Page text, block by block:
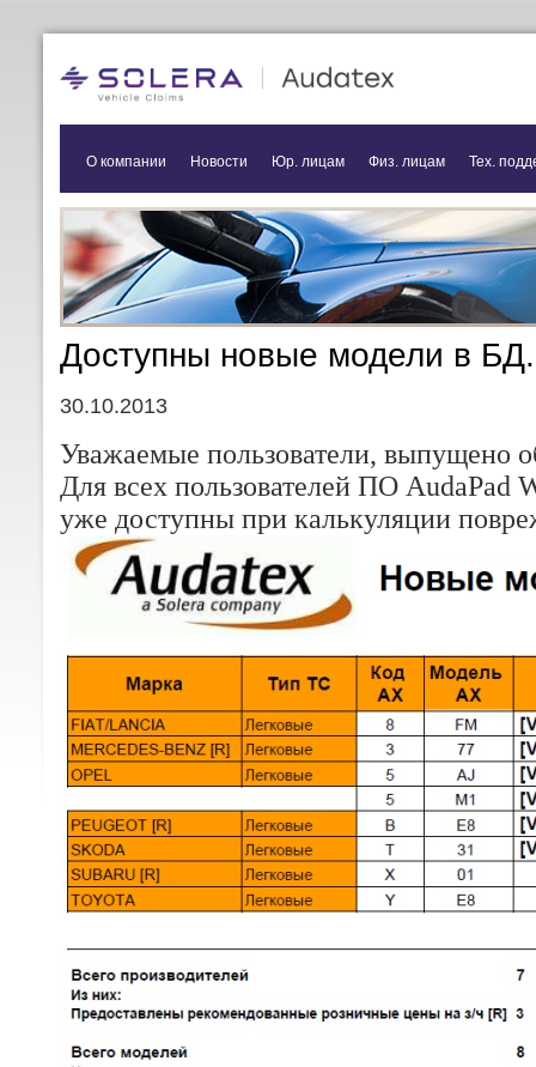
О компании Новости Юр. лицам Физ. лицам Тех.
Доступны новые модели в БД.
30.10.2013
Уважаемые пользователи, выпущено
Для всех пользователей ПО AudaPad
уже доступны при калькуляции